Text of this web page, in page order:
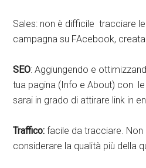
Sales: non è difficile tracciare
campagna su FAcebook,
SEO: Aggiungendo e
tua pagina (Info e About) con
sarai in grado di attirare link in
Traffico:facile da tracciare. Non
considerare la qualità più della